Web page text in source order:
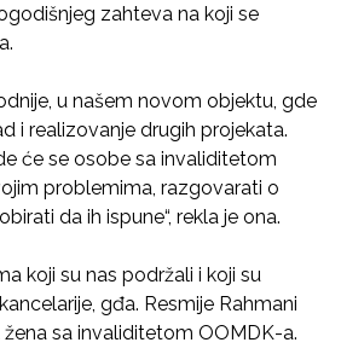
zahteva na koji se
u našem novom objektu, gde
i realizovanje drugih projekata.
će se osobe sa invaliditetom
problemima, razgovarati o
da ih ispune“, rekla je ona.
koji su nas podržali i koji su
gđa. Resmije Rahmani
sa invaliditetom OOMDK-a.